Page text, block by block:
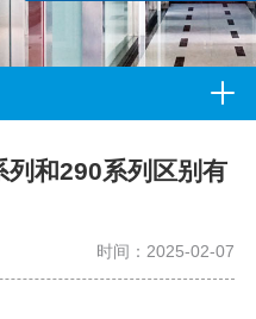
和290系列区别有
时间：2025-02-07